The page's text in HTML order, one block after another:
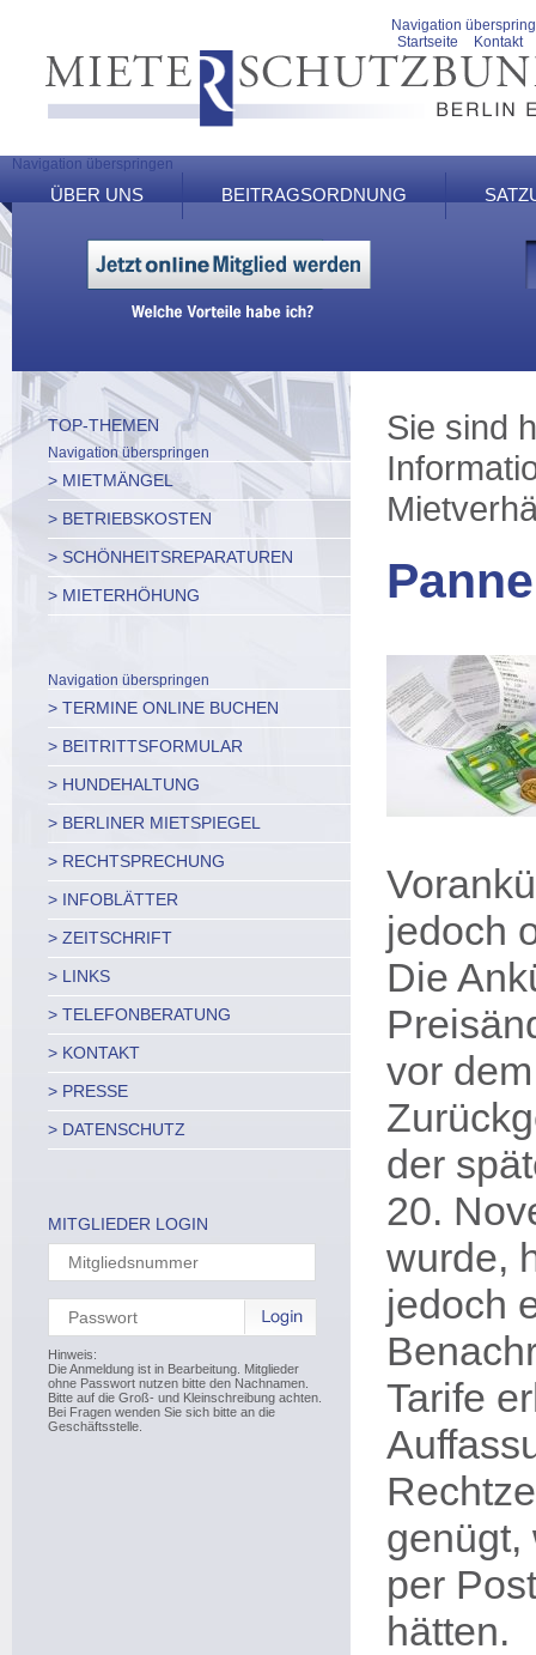
Navigation überspringen
ÜBER UNS BEITRAGSORDNUNG
Navigation
Startseite
Kontakt
TOP-THEMEN
Navigation überspringen
> MIETMÄNGEL
> BETRIEBSKOSTEN
> SCHÖNHEITSREPARATUREN
> MIETERHÖHUNG
Navigation überspringen
> TERMINE ONLINE BUCHEN
> BEITRITTSFORMULAR
> HUNDEHALTUNG
> BERLINER MIETSPIEGEL
> RECHTSPRECHUNG
> INFOBLÄTTER
> ZEITSCHRIFT
> LINKS
> TELEFONBERATUNG
> KONTAKT
> PRESSE
> DATENSCHUTZ
MITGLIEDER LOGIN
Hinweis:
Die Anmeldung ist in Bearbeitung. Mitglieder
ohne Passwort nutzen bitte den Nachnamen.
Bitte auf die Groß- und Kleinschreibung achten.
Bei Fragen wenden Sie sich bitte an die
Geschäftsstelle.
Sie sind
jedoch
Die
vor
der
20.
wurde,
jedoch
Tarife
genügt,
per
hätten.